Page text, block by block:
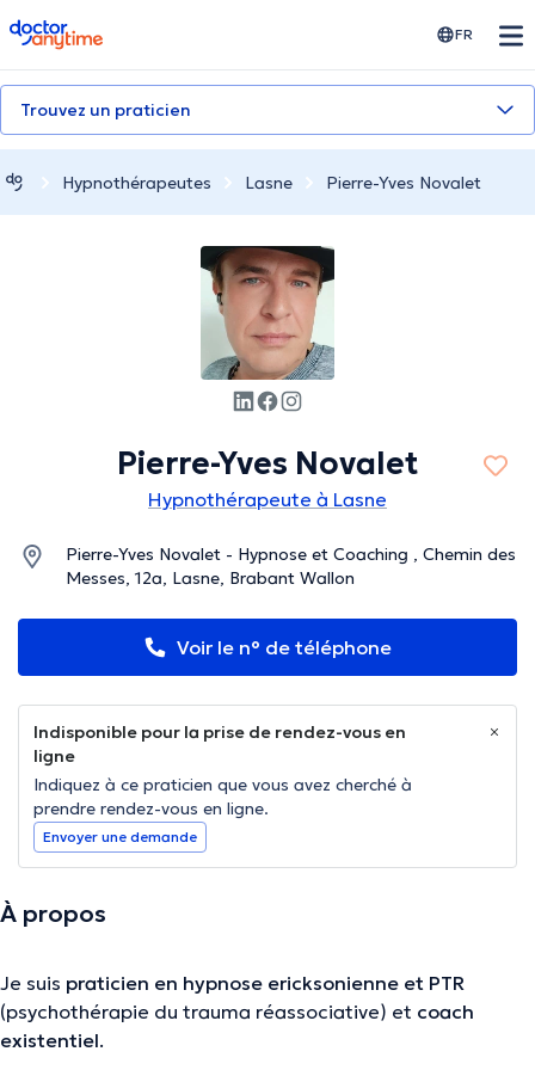
doctoranytime FR
Trouvez un praticien
Hypnothérapeutes Lasne Pierre-Yves Novalet
Pierre-Yves Novalet
Hypnothérapeute à Lasne
Pierre-Yves Novalet - Hypnose et Coaching , Chemin des
Messes, 12a, Lasne, Brabant Wallon
Voir le n° de téléphone
Indisponible pour la prise de rendez-vous en
ligne
Indiquez à ce praticien que vous avez cherché à
prendre rendez-vous en ligne.
Envoyer une demande
À propos
Je suis praticien en hypnose ericksonienne et PTR
(psychothérapie du trauma réassociative) et coach
existentiel.